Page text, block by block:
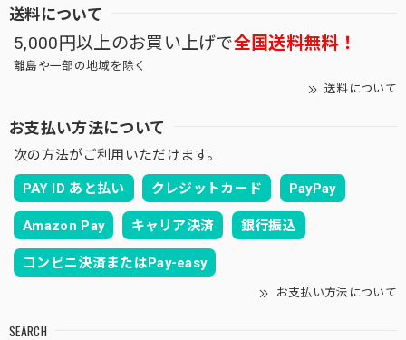
送料について
5,000円以上のお買い上げで全国送料無料！
離島や一部の地域を除く
送料について
お支払い方法について
次の方法がご利用いただけます。
PAY ID あと払い クレジットカード PayPay
Amazon Pay キャリア決済 銀行振込
コンビニ決済またはPay-easy
お支払い方法について
SEARCH